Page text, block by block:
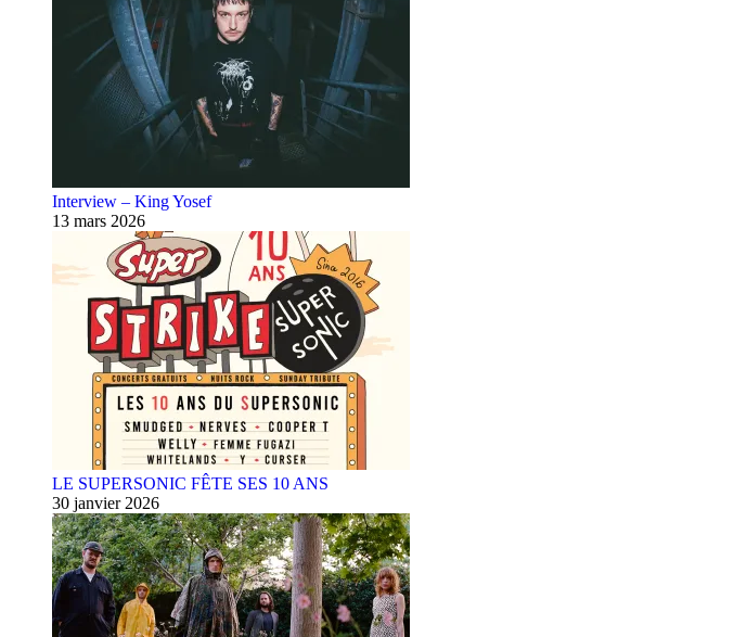
Interview – King Yosef
13 mars 2026
LE SUPERSONIC FÊTE SES 10 ANS
30 janvier 2026